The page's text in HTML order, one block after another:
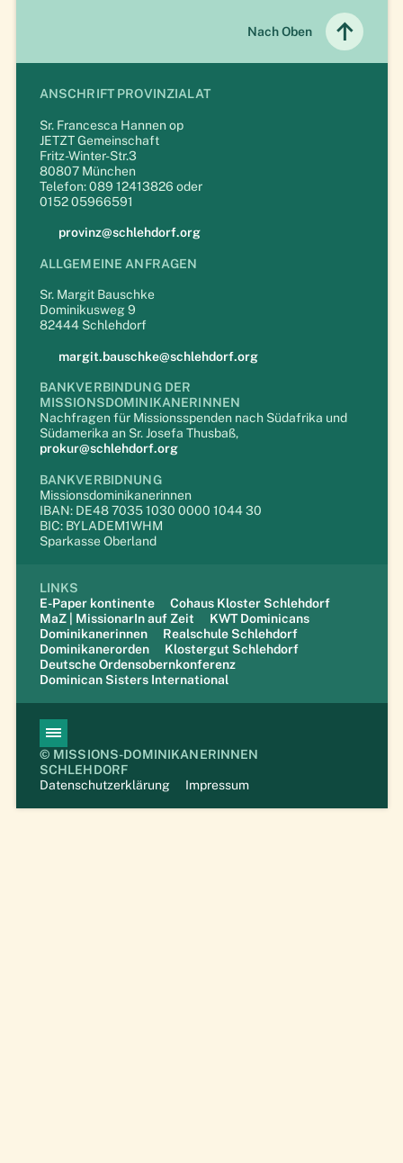
↑
Nach Oben
ANSCHRIFT PROVINZIALAT
Sr. Francesca Hannen op
JETZT Gemeinschaft
Fritz-Winter-Str.3
80807 München
Telefon: 089 12413826 oder
0152 05966591
provinz@schlehdorf.org
ALLGEMEINE ANFRAGEN
Sr. Margit Bauschke
Dominikusweg 9
82444 Schlehdorf
margit.bauschke@schlehdorf.org
BANKVERBINDUNG DER
MISSIONSDOMINIKANERINNEN
Nachfragen für Missionsspenden nach Südafrika und
Südamerika an Sr. Josefa Thusbaß,
prokur@schlehdorf.org
BANKVERBIDNUNG
Missionsdominikanerinnen
IBAN: DE48 7035 1030 0000 1044 30
BIC: BYLADEM1WHM
Sparkasse Oberland
LINKS
E-Paper kontinente
Cohaus Kloster Schlehdorf
MaZ | MissionarIn auf Zeit
KWT Dominicans
Dominikanerinnen
Realschule Schlehdorf
Dominikanerorden
Klostergut Schlehdorf
Deutsche Ordensobernkonferenz
Dominican Sisters International
© MISSIONS-DOMINIKANERINNEN
SCHLEHDORF
Navigation
überspringen
Datenschutzerklärung Impressum